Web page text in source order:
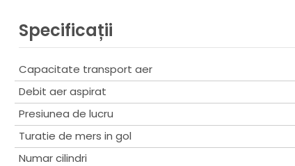
Presiune 10 bar
Rotatie 3400 rpm
Numar cilindri 1
Nivel zgomot 82 dB(A)
Dimensiune LxlxI 35 x 19 x 28 cm
Greutate 12,5 kg
Specificații
Capacitate transport aer
Debit aer aspirat
Presiunea de lucru
Turatie de mers in gol
Numar cilindri